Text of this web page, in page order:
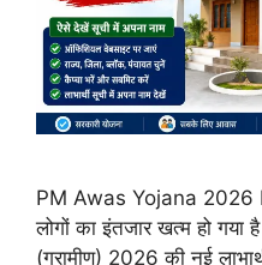
PM Awas Yojana 2026
लोगों का इंतजार खत्म हो गया
(ग्रामीण) 2026 की नई